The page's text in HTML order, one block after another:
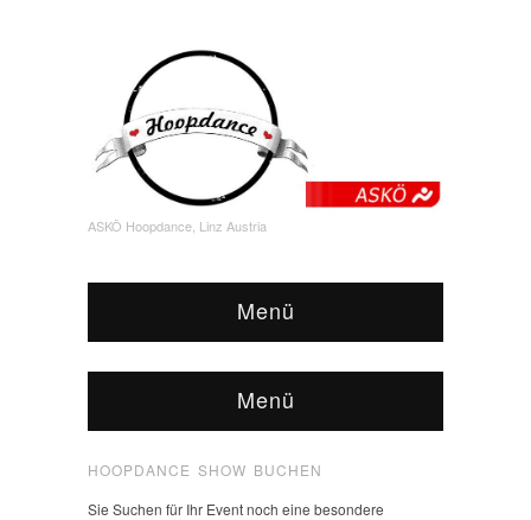
ASKÖ Hoopdance, Linz Austria
Menü
Menü
HOOPDANCE SHOW BUCHEN
Sie Suchen für Ihr Event noch eine besondere